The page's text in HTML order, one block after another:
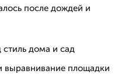
после дождей и
дома и сад
выравнивание площадки